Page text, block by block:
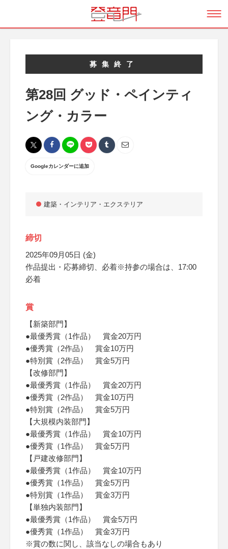
募集終了
第28回 グッド・ペインティ
ング・カラー
Googleカレンダーに追加
建築・インテリア・エクステリア
締切
2025年09月05日 (金)
作品提出・応募締切、必着※持参の場合は、17:00
必着
賞
【新築部門】
●最優秀賞（1作品） 賞金20万円
●優秀賞（2作品） 賞金10万円
●特別賞（2作品） 賞金5万円
【改修部門】
●最優秀賞（1作品） 賞金20万円
●優秀賞（2作品） 賞金10万円
●特別賞（2作品） 賞金5万円
【大規模内装部門】
●最優秀賞（1作品） 賞金10万円
●優秀賞（1作品） 賞金5万円
【戸建改修部門】
●最優秀賞（1作品） 賞金10万円
●優秀賞（1作品） 賞金5万円
●特別賞（1作品） 賞金3万円
【単独内装部門】
●最優秀賞（1作品） 賞金5万円
●優秀賞（1作品） 賞金3万円
※賞の数に関し、該当なしの場合もあり